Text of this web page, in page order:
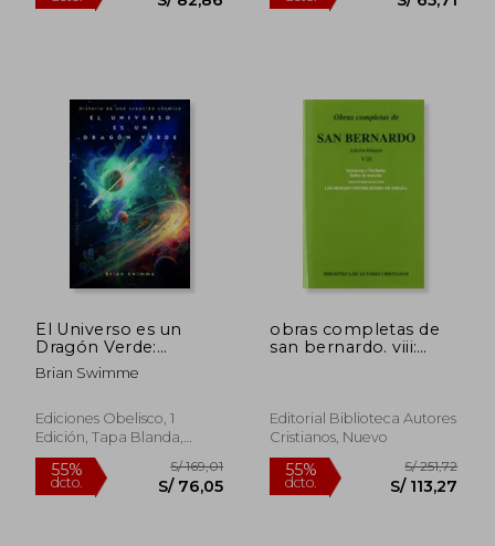
55%
dcto.
S/ 184,75
S/ 83,14
55%
El Universo es un
Dragón Verde:
Historia de una
Creación Cósmica
Brian Swimme
Ediciones Obelisco, 1
Edición, Tapa Blanda,
Nuevo
obras completas de
san bernardo. viii:
Editorial Biblioteca Autores
Cristianos, Nuevo